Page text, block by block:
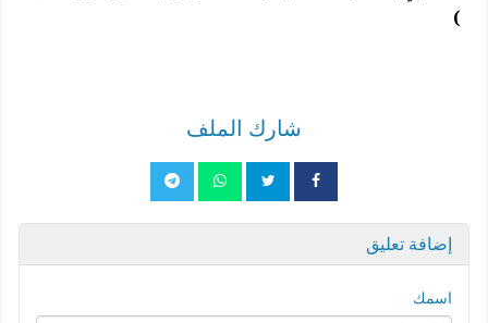
)
شارك الملف
إضافة تعليق
اسمك